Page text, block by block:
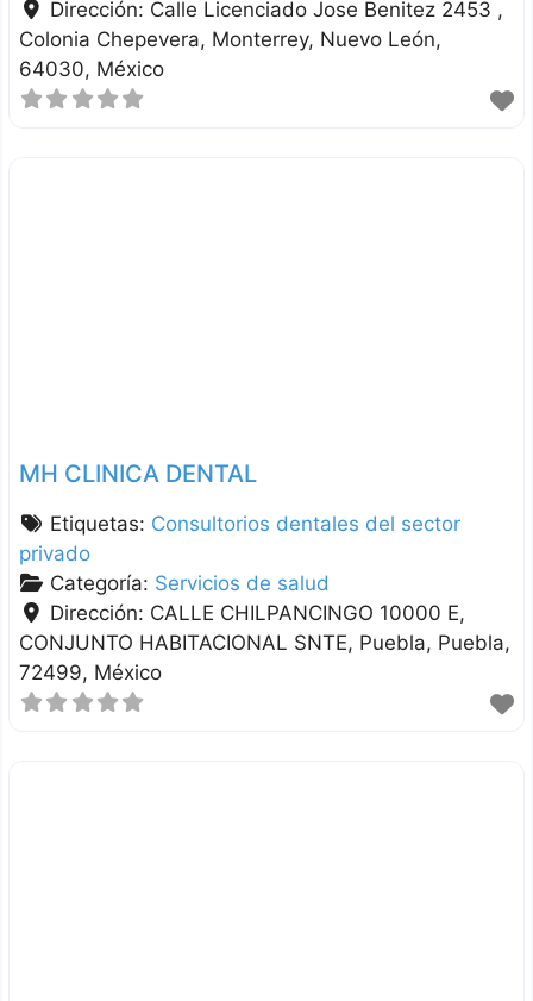
Dirección: Calle Licenciado Jose Benitez 2453 ,
Colonia Chepevera Monterrey Nuevo León
64030 México
MH CLINICA DENTAL
Etiquetas: Consultorios dentales del sector
privado
Categoría: Servicios de salud
Dirección: CALLE CHILPANCINGO 10000 E,
CONJUNTO HABITACIONAL SNTE Puebla Puebla
72499 México